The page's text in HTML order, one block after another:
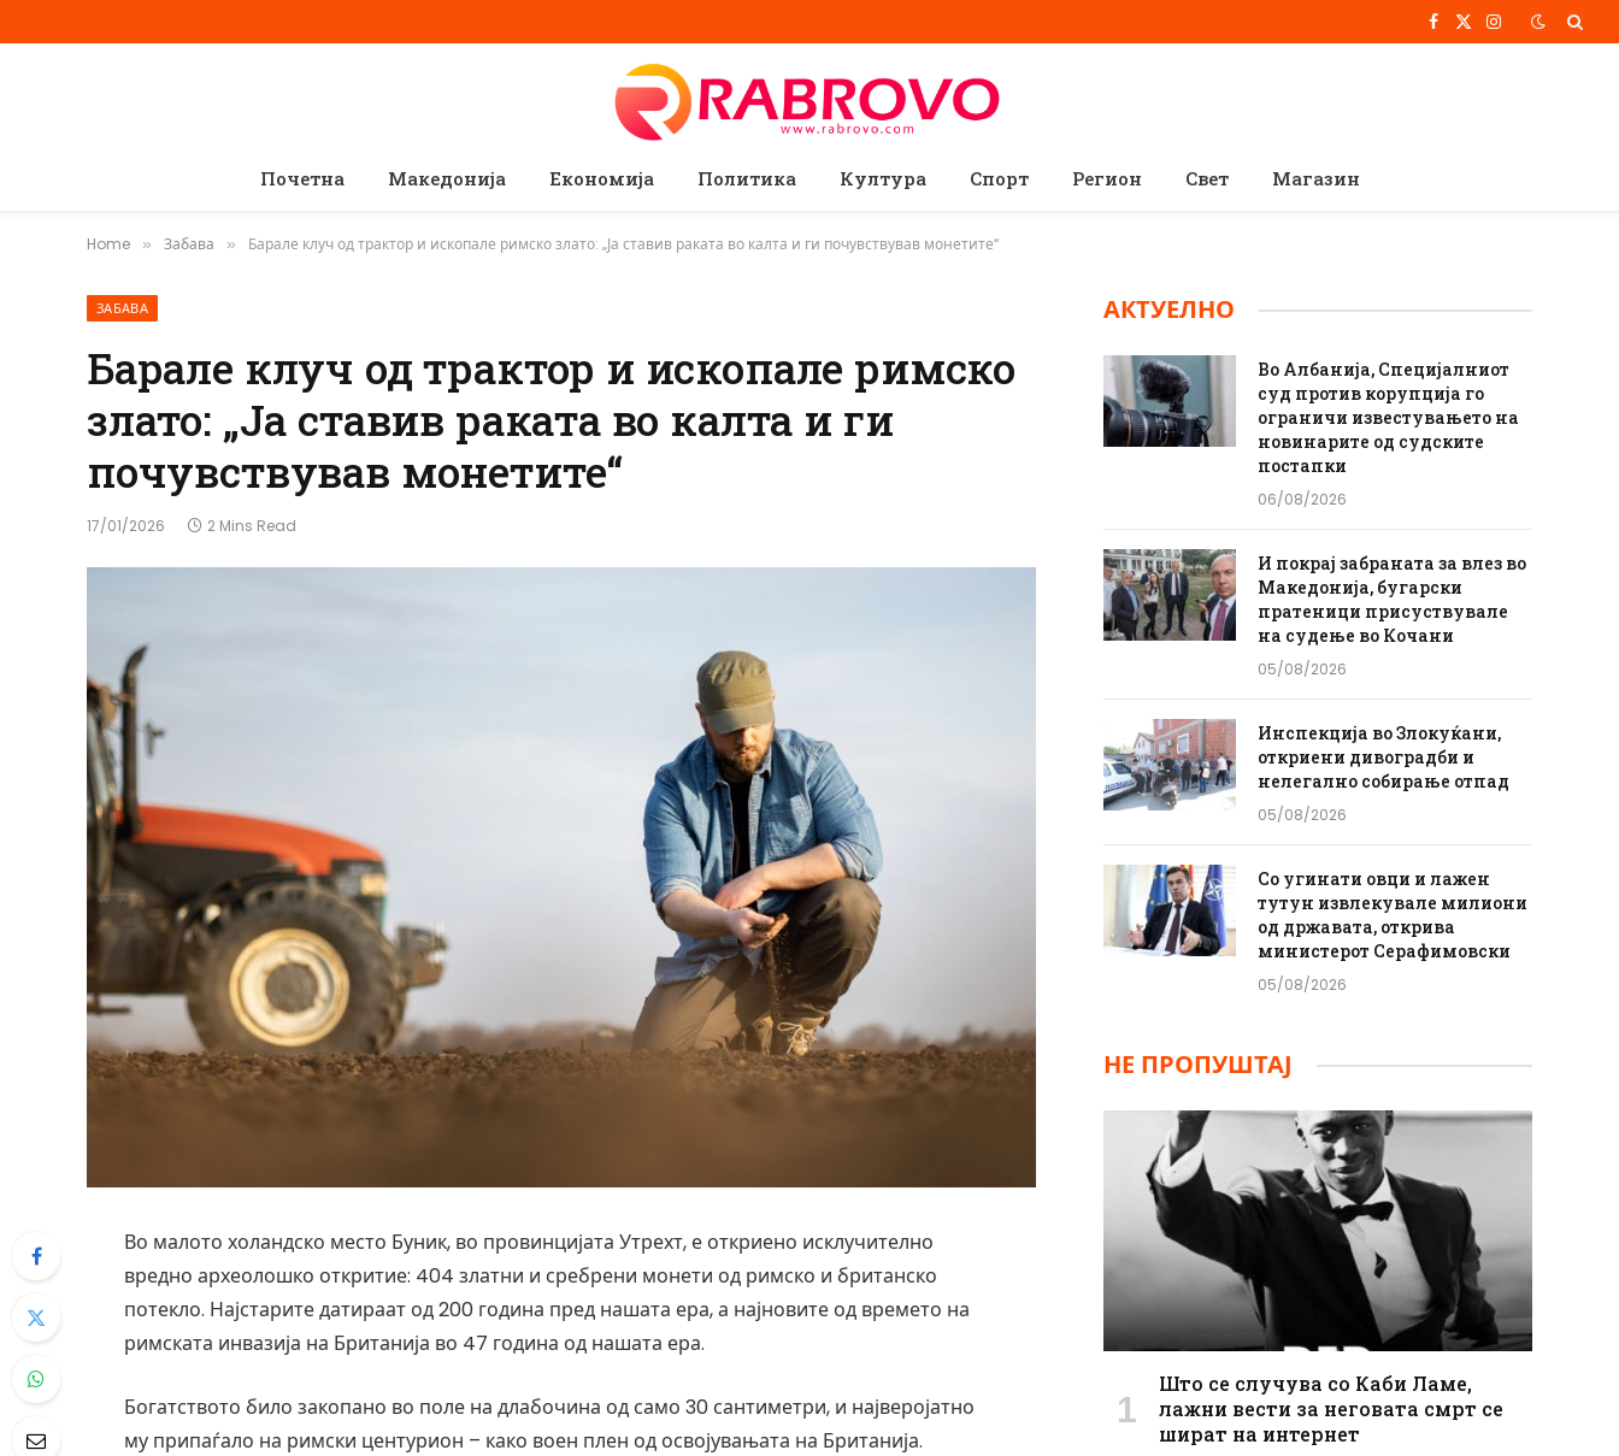
Facebook
X
Instagram
Почетна Македонија Економија Политика Култура Спорт Регион Свет Магазин
Home » Забава » Барале клуч од трактор и ископале римско злато: „Ја ставив раката во калта и ги почувствував монетите“
ЗАБАВА
Барале клуч од трактор и ископале римско
злато: „Ја ставив раката во калта и ги
почувствував монетите“
17/01/2026 2 Mins Read
Во малото холандско место Буник, во провинцијата Утрехт, е откриено исклучително
вредно археолошко откритие: 404 златни и сребрени монети од римско и британско
потекло. Најстарите датираат од 200 година пред нашата ера, а најновите од времето на
римската инвазија на Британија во 47 година од нашата ера.
Богатството било закопано во поле на длабочина од само 30 сантиметри, и најверојатно
му припаѓало на римски центурион – како воен плен од освојувањата на Британија.
АКТУЕЛНО
Во Албанија, Специјалниот
суд против корупција го
ограничи известувањето на
новинарите од судските
постапки
06/08/2026
И покрај забраната за влез во
Македонија, бугарски
пратеници присуствувале
на судење во Кочани
05/08/2026
Инспекција во Злокуќани,
откриени дивоградби и
нелегално собирање отпад
05/08/2026
Со угинати овци и лажен
тутун извлекувале милиони
од државата, открива
министерот Серафимовски
05/08/2026
НЕ ПРОПУШТАЈ
Што се случува со Каби Ламе,
лажни вести за неговата смрт се
шират на интернет